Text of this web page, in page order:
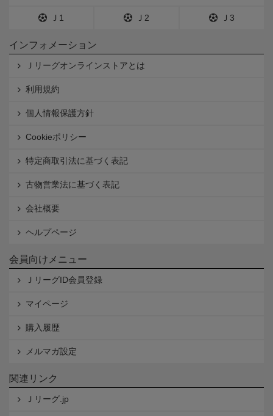
Ｊ1 Ｊ2 Ｊ3
インフォメーション
Ｊリーグオンラインストアとは
利用規約
個人情報保護方針
Cookieポリシー
特定商取引法に基づく表記
古物営業法に基づく表記
会社概要
ヘルプページ
会員向けメニュー
ＪリーグID会員登録
マイページ
購入履歴
メルマガ設定
関連リンク
Ｊリーグ.jp